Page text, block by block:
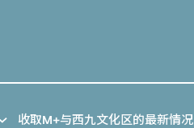
收取M+与西九文化区的最新情况